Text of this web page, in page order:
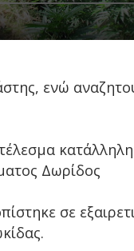
ενώ
Δωρίδος
σε